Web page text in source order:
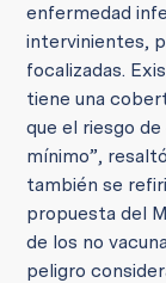
enfermedad
intervinientes,
focalizadas.
tiene una
que el riesgo
mínimo”,
también se
propuesta del
de los no
peligro